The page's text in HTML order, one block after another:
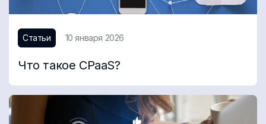
Статьи 10 января 2026
Что такое CPaaS?